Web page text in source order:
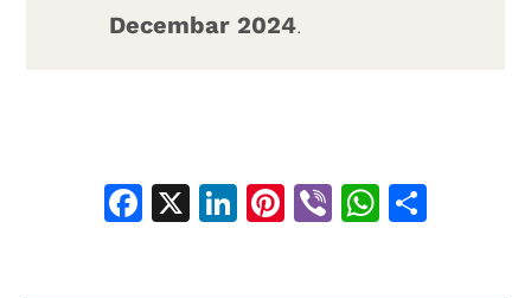
Decembar 2024.
Facebook
X LinkedIn
Pinterest
Viber